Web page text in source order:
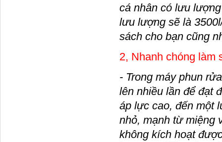
cá nhân có lưu
lưu lượng sẽ là
sách cho bạn cũng
2, Nhanh chóng làm
- Trong máy phun
lên nhiều lần để đạt
áp lực cao, đến một
nhỏ, mạnh từ miệng
không kích hoạt